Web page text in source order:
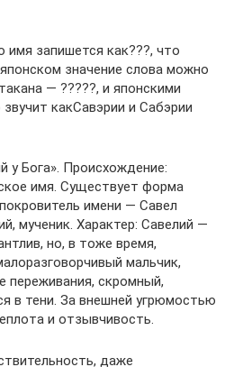
имя запишется как???, что
значение слова можно
— ?????, и японскими
какСавэрии и Сабэрии
у Бога». Происхождение:
имя. Существует форма
имени — Савел
мученик. Характер: Савелий —
но, в тоже время,
мальчик,
переживания, скромный,
в тени. За внешней угрюмостью
и отзывчивость.
даже